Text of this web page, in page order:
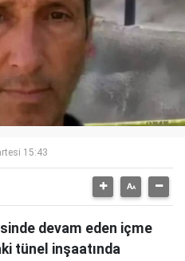
15:43
devam eden içme
tünel inşaatında